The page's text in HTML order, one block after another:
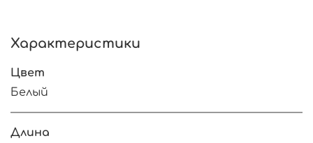
Характеристики
Цвет
Белый
Длина